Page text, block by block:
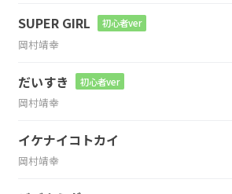
SUPER GIRL 初心者ver
岡村靖幸
だいすき 初心者ver
岡村靖幸
イケナイコトカイ
岡村靖幸